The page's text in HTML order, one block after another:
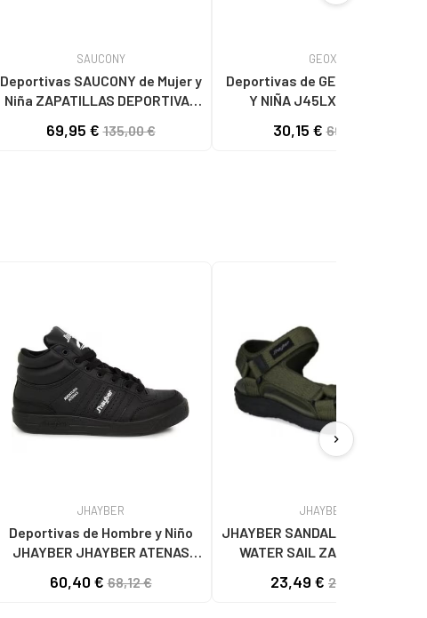
SAUCONY
Deportivas SAUCONY de Mujer y
Niña ZAPATILLAS DEPORTIVAS
S60719 HOMBRE ROSA
69,95 €135,00 €
GEOX
Deportivas de GEOX DE MUJER
Y NIÑA J45LXB 0159J J
WHITE
30,15 €69,90 €
JHAYBER
Deportivas de Hombre y Niño
JHAYBER JHAYBER ATENAS
NEGRO
60,40 €68,12 €
JHAYBER
JHAYBER SANDALIAS TREKKING
WATER SAIL ZA51389 KAKI
23,49 € 29,74 €
chevron_right